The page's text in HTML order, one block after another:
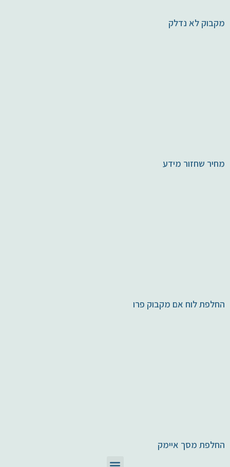
מקבוק לא נדלק
מחיר שחזור מידע
החלפת לוח אם מקבוק פרו
החלפת מסך איימק